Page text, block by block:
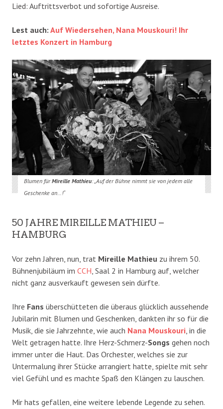
Lied: Auftrittsverbot und sofortige Ausreise.
Lest auch: Auf Wiedersehen, Nana Mouskouri! Ihr
letztes Konzert in Hamburg
Blumen fürMireille Mathieu: „Auf der Bühne nimmt sie von jedem alle
Geschenke an…!“
50 JAHRE MIREILLE MATHIEU –
HAMBURG
Vor zehn Jahren, nun, trat Mireille Mathieu zu ihrem 50.
Bühnenjubiläum im CCH, Saal 2 in Hamburg auf, welcher
nicht ganz ausverkauft gewesen sein dürfte.
Ihre Fans überschütteten die überaus glücklich aussehende
Jubilarin mit Blumen und Geschenken, dankten ihr so für die
Musik, die sie Jahrzehnte, wie auch Nana Mouskouri, in die
Welt getragen hatte. Ihre Herz-Schmerz-Songs gehen noch
immer unter die Haut. Das Orchester, welches sie zur
Untermalung ihrer Stücke arrangiert hatte, spielte mit sehr
viel Gefühl und es machte Spaß den Klängen zu lauschen.
Mir hats gefallen, eine weitere lebende Legende zu sehen.